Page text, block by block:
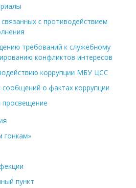
с противодействием
требований к служебному
конфликтов интересов
коррупции МБУ ЦСС
сообщений о фактах коррупции
просвещение
гонкам»
пункт